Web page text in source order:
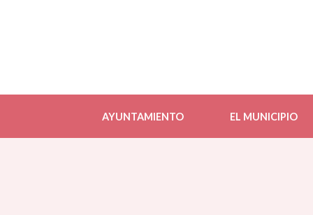
AYUNTAMIENTO EL MUNICIPIO